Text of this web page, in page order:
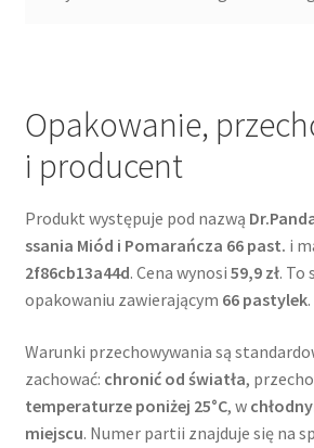
Opakowanie,
i producent
Produkt występuje pod nazwą
ssania Miód i Pomarańcza 66 past. i
2f86cb13a44d. Cena wynosi 59,9 zł. To
opakowaniu zawierającym 66 pastylek.
Warunki przechowywania są
zachować: chronić od światła,
temperaturze poniżej 25°C, w
miejscu. Numer partii znajduje się na